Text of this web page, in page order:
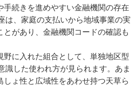
手続きを進めやすい金融機関の存在
は、家庭の支払いから地域事業の実
とがあり、金融機関コードの確認も
野に入れた組合として、単独地区型
識した使われ方が見られます。あま
しょ性と広域性をあわせ持つ天草ら